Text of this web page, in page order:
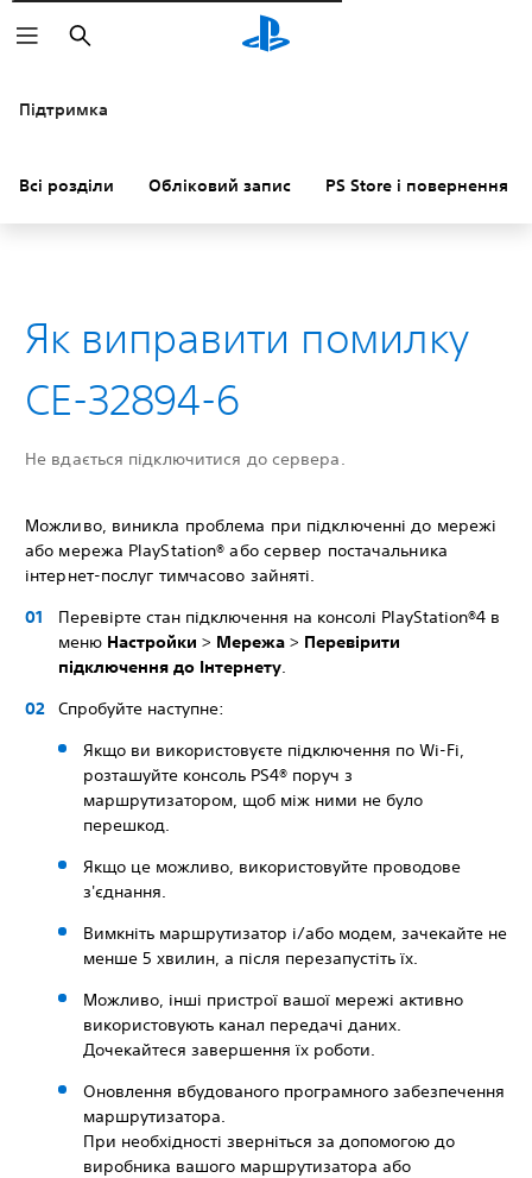
Пошук
Підтримка
Всі розділи Обліковий запис PS Store і повернення
Як виправити помилку
CE-32894-6
Не вдається підключитися до сервера.
Можливо, виникла проблема при підключенні до мережі
або мережа PlayStation® або сервер постачальника
інтернет-послуг тимчасово зайняті.
Перевірте стан підключення на консолі PlayStation®4 в
меню Настройки > Мережа > Перевірити
підключення до Інтернету.
Спробуйте наступне:
Якщо ви використовуєте підключення по Wi-Fi,
розташуйте консоль PS4® поруч з
маршрутизатором, щоб між ними не було
перешкод.
Якщо це можливо, використовуйте проводове
з'єднання.
Вимкніть маршрутизатор і/або модем, зачекайте не
менше 5 хвилин, а після перезапустіть їх.
Можливо, інші пристрої вашої мережі активно
використовують канал передачі даних.
Дочекайтеся завершення їх роботи.
Оновлення вбудованого програмного забезпечення
маршрутизатора.
При необхідності зверніться за допомогою до
виробника вашого маршрутизатора або